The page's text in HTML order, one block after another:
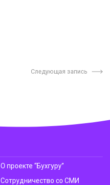
Следующая запись
О проекте “Бухгуру”
Сотрудничество со СМИ